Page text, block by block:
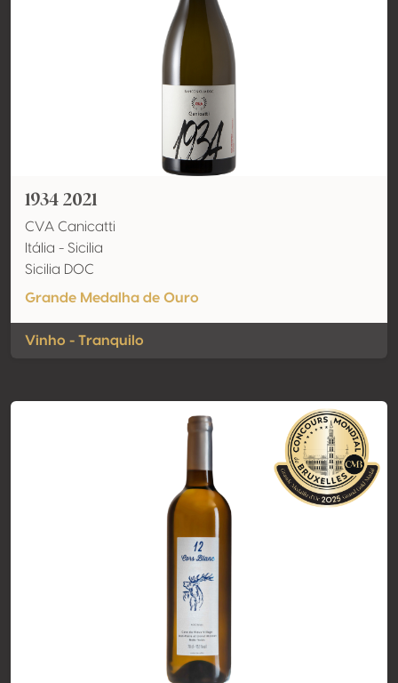
1934 2021
CVA Canicatti
Itália - Sicilia
Sicilia DOC
Grande Medalha de Ouro
Vinho - Tranquilo